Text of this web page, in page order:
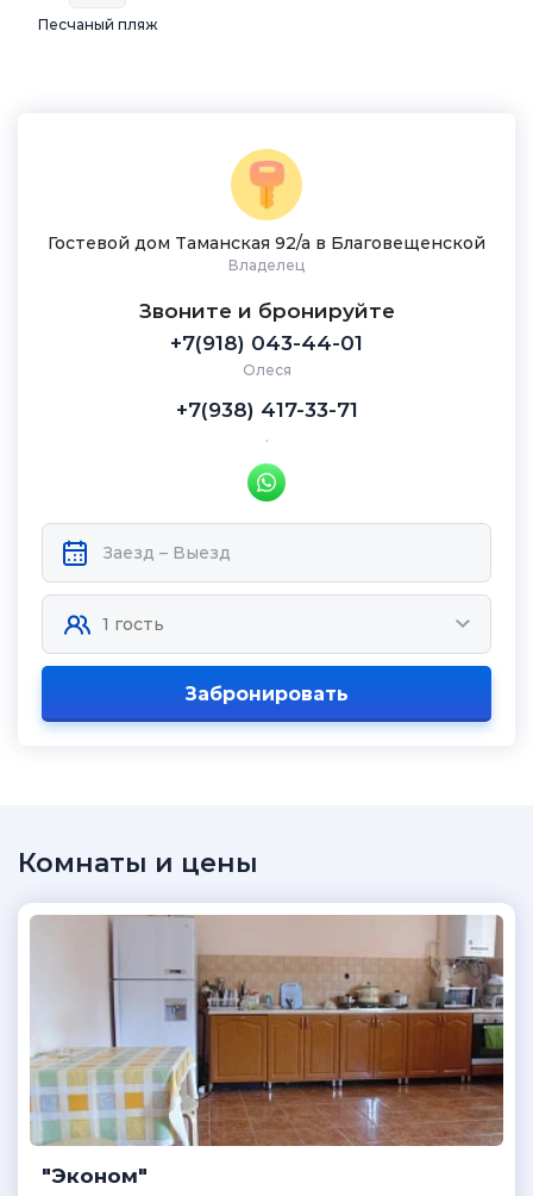
Песчаный пляж
Гостевой дом Таманская 92/а в Благовещенской
Владелец
Звоните и бронируйте
+7(918) 043-44-01
Олеся
+7(938) 417-33-71
.
Забронировать
Комнаты и цены
"Эконом"